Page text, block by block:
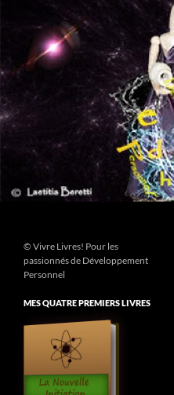
contenu
© Vivre Livres! Pour les
passionnés de Développement
Personnel
MES QUATRE PREMIERS LIVRES